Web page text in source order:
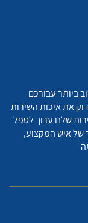
ביותר עבורכם
את איכות השירות
שלנו ערוך לטפל
של איש המקצוע,